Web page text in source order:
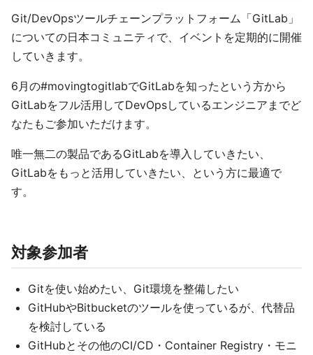
Git/DevOpsツールチェーンプラットフォーム「GitLab」
についての日本コミュニティで、イベントを定期的に開催
していきます。
6月の#movingtogitlabでGitLabを知ったという方から
GitLabをフル活用してDevOpsしているエンジニアまでど
なたもご参加いただけます。
唯一無二の製品であるGitLabを導入していきたい、
GitLabをもっと活用していきたい、という方に最適で
す。
対象参加者
Gitを使い始めたい、Git環境を整備したい
GitHubやBitbucketのツールを使っているが、代替品
を検討している
GitHubとその他のCI/CD・Container Registry・モニ